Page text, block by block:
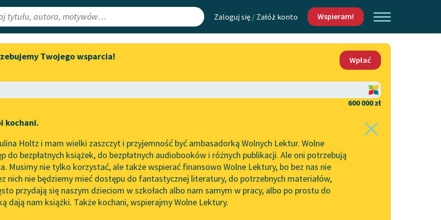
Zaloguj się / Załóż konto Wspieram!
Lektury
redakcyjne
Aktualności
„Prokurator Alicja Horn” do
literatury skandynawskiej
Spotkanie z Katarzyną Tunkiel
w Oslo
102. lata temu zmarł Joseph
Conrad
Mapa Wolnych Lektur
Leśmianator
API
OAI-PMH
Widget Wolnych Lektur
Kontakt
O projekcie
Zasady wykorzystania
Wolnych Lektur
Logotypy
Materiały promocyjne
Twojego wsparcia!
Wpłać
600 000 zł
kochani.
Holtz i mam wielki zaszczyt i przyjemność być ambasadorką Wolnych Lektur. Wolne
do bezpłatnych książek, do bezpłatnych audiobooków i różnych publikacji. Ale oni potrzebują
Musimy nie tylko korzystać, ale także wspierać finansowo Wolne Lektury, bo bez nas nie
nich nie będziemy mieć dostępu do fantastycznej literatury, do potrzebnych materiałów,
przydają się naszym dzieciom w szkołach albo nam samym w pracy, albo po prostu do
dają nam książki. Także kochani, wspierajmy Wolne Lektury.
Honoré de Balzac✖